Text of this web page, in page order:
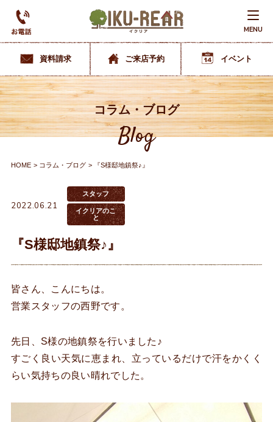
MENU
資料請求 ご来店予約 イベント
コラム・ブログ
Blog
HOME コラム・ブログ 『S様邸地鎮祭♪』
2022.06.21
スタッフ
イクリアのこ
と
『S様邸地鎮祭♪』
皆さん、こんにちは。
営業スタッフの西野です。
先日、S様の地鎮祭を行いました♪
すごく良い天気に恵まれ、立っているだけで汗をかくく
らい気持ちの良い晴れでした。